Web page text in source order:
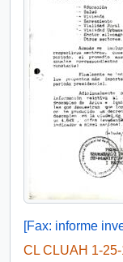
CL CLUAH 1-